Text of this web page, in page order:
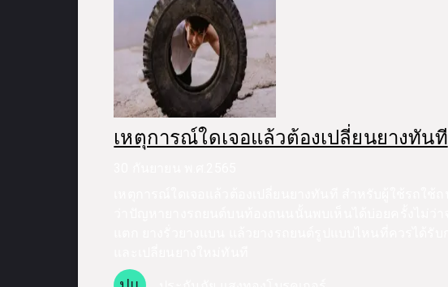
เหตุการณ์ใดเจอแล้วต้องเปลี่ยนยางทันที